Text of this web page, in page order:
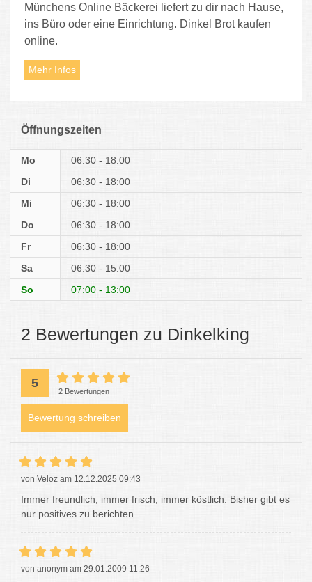
Münchens Online Bäckerei liefert zu dir nach Hause,
ins Büro oder eine Einrichtung. Dinkel Brot kaufen
online.
Mehr Infos
Öffnungszeiten
Mo
06:30 - 18:00
Di
06:30 - 18:00
Mi
06:30 - 18:00
Do
06:30 - 18:00
Fr
06:30 - 18:00
Sa
06:30 - 15:00
So
07:00 - 13:00
2 Bewertungen zu Dinkelking
5
2 Bewertungen
Bewertung schreiben
von Veloz am 12.12.2025 09:43
Immer freundlich, immer frisch, immer köstlich. Bisher gibt es
nur positives zu berichten.
von anonym am 29.01.2009 11:26